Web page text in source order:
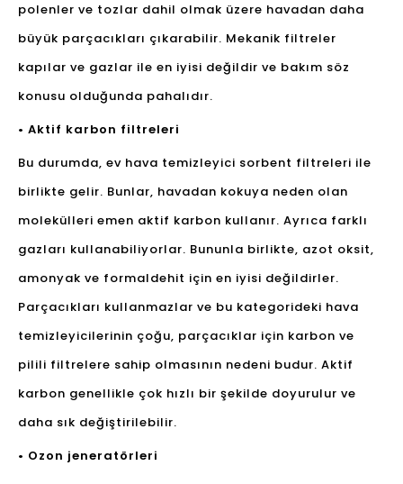
polenler ve tozlar dahil olmak üzere havadan daha
büyük parçacıkları çıkarabilir. Mekanik filtreler
kapılar ve gazlar ile en iyisi değildir ve bakım söz
konusu olduğunda pahalıdır.
• Aktif karbon filtreleri
Bu durumda, ev hava temizleyici sorbent filtreleri ile
birlikte gelir. Bunlar, havadan kokuya neden olan
molekülleri emen aktif karbon kullanır. Ayrıca farklı
gazları kullanabiliyorlar. Bununla birlikte, azot oksit,
amonyak ve formaldehit için en iyisi değildirler.
Parçacıkları kullanmazlar ve bu kategorideki hava
temizleyicilerinin çoğu, parçacıklar için karbon ve
pilili filtrelere sahip olmasının nedeni budur. Aktif
karbon genellikle çok hızlı bir şekilde doyurulur ve
daha sık değiştirilebilir.
• Ozon jeneratörleri